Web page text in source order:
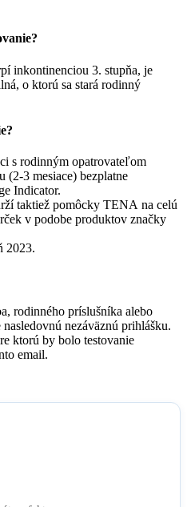
inkontinenciou 3. stupňa, je
o ktorú sa stará rodinný
s rodinným opatrovateľom
(2-3 mesiace) bezplatne
Indicator.
taktiež pomôcky TENA na celú
v podobe produktov značky
2023.
rodinného príslušníka alebo
nezáväznú prihlášku.
ktorú by bolo testovanie
email.